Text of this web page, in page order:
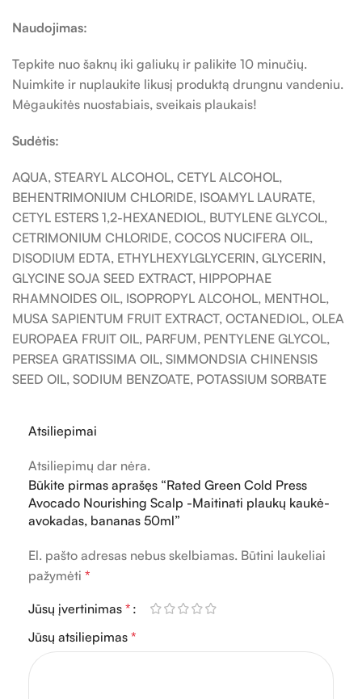
Naudojimas:
Tepkite nuo šaknų iki galiukų ir palikite 10 minučių.
Nuimkite ir nuplaukite likusį produktą drungnu vandeniu.
Mėgaukitės nuostabiais, sveikais plaukais!
Sudėtis:
AQUA, STEARYL ALCOHOL, CETYL ALCOHOL,
BEHENTRIMONIUM CHLORIDE, ISOAMYL LAURATE,
CETYL ESTERS 1,2-HEXANEDIOL, BUTYLENE GLYCOL,
CETRIMONIUM CHLORIDE, COCOS NUCIFERA OIL,
DISODIUM EDTA, ETHYLHEXYLGLYCERIN, GLYCERIN,
GLYCINE SOJA SEED EXTRACT, HIPPOPHAE
RHAMNOIDES OIL, ISOPROPYL ALCOHOL, MENTHOL,
MUSA SAPIENTUM FRUIT EXTRACT, OCTANEDIOL, OLEA
EUROPAEA FRUIT OIL, PARFUM, PENTYLENE GLYCOL,
PERSEA GRATISSIMA OIL, SIMMONDSIA CHINENSIS
SEED OIL, SODIUM BENZOATE, POTASSIUM SORBATE
Atsiliepimai
Atsiliepimų dar nėra.
Būkite pirmas aprašęs “Rated Green Cold Press
Avocado Nourishing Scalp -Maitinati plaukų kaukė-
avokadas, bananas 50ml”
El. pašto adresas nebus skelbiamas. Būtini laukeliai
pažymėti *
Jūsų įvertinimas *
Jūsų atsiliepimas *